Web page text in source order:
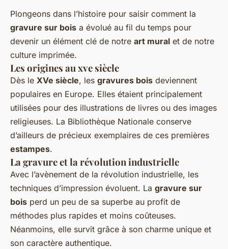
Plongeons dans l’histoire pour saisir comment la
gravure sur bois a évolué au fil du temps pour
devenir un élément clé de notre art mural et de notre
culture imprimée.
Les origines au xve siècle
Dès le XVe siècle, les gravures bois deviennent
populaires en Europe. Elles étaient principalement
utilisées pour des illustrations de livres ou des images
religieuses. La Bibliothèque Nationale conserve
d’ailleurs de précieux exemplaires de ces premières
estampes.
La gravure et la révolution industrielle
Avec l’avènement de la révolution industrielle, les
techniques d’impression évoluent. La gravure sur
bois perd un peu de sa superbe au profit de
méthodes plus rapides et moins coûteuses.
Néanmoins, elle survit grâce à son charme unique et
son caractère authentique.